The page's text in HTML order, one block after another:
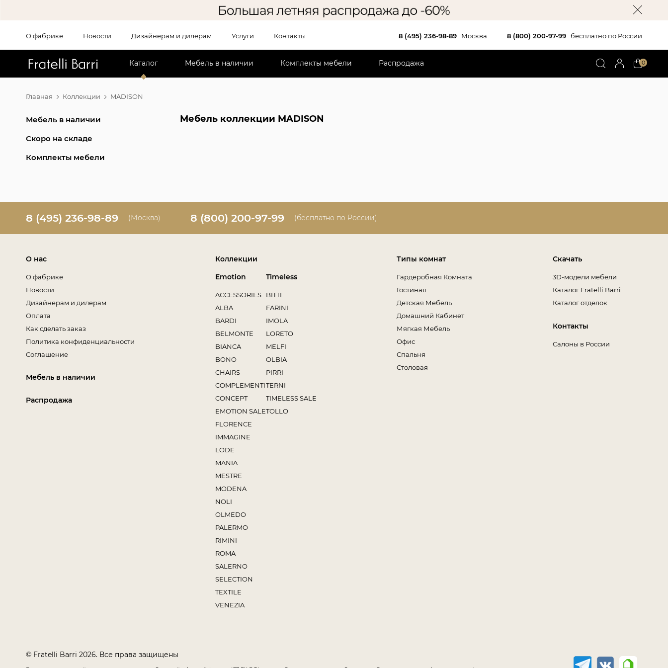
О фабрике Новости Дизайнерам и дилерам Услуги Контакты 8 (495) 236-98-89 Москва 8 (800) 200-97-99 бесплатно по России
Каталог Мебель в наличии Комплекты мебели Распродажа 0
Главная Коллекции MADISON
Мебель в наличии
Скоро на складе
Комплекты мебели
Мебель коллекции MADISON
8 (495) 236-98-89 (Москва) 8 (800) 200-97-99 (бесплатно по России)
О нас
О фабрике
Новости
Дизайнерам и дилерам
Оплата
Как сделать заказ
Политика конфиденциальности
Соглашение
Мебель в наличии
Распродажа
Коллекции
Emotion
ACCESSORIES
ALBA
BARDI
BELMONTE
BIANCA
BONO
CHAIRS
COMPLEMENTI
CONCEPT
EMOTION SALE
FLORENCE
IMMAGINE
LODE
MANIA
MESTRE
MODENA
NOLI
OLMEDO
PALERMO
RIMINI
ROMA
SALERNO
SELECTION
TEXTILE
VENEZIA
Timeless
BITTI
FARINI
IMOLA
LORETO
MELFI
OLBIA
PIRRI
TERNI
TIMELESS SALE
TOLLO
Типы комнат
Гардеробная Комната
Гостиная
Детская Мебель
Домашний Кабинет
Мягкая Мебель
Офис
Спальня
Столовая
Скачать
3D-модели мебели
Каталог Fratelli Barri
Каталог отделок
Контакты
Салоны в России
© Fratelli Barri 2026. Все права защищены